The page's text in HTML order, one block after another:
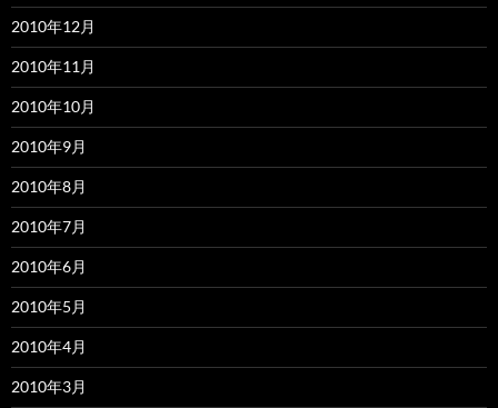
2010年12月
2010年11月
2010年10月
2010年9月
2010年8月
2010年7月
2010年6月
2010年5月
2010年4月
2010年3月